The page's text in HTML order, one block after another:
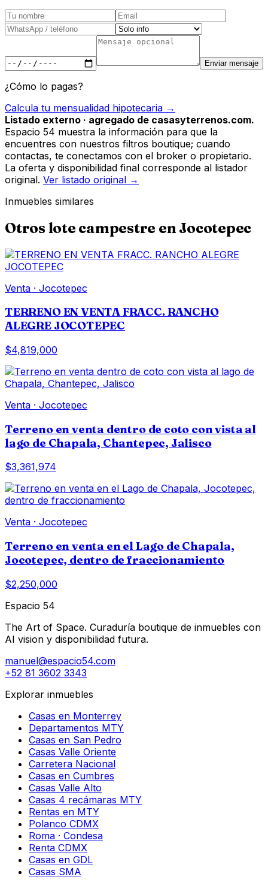
Enviar mensaje
¿Cómo lo pagas?
Calcula tu mensualidad hipotecaria →
Listado externo · agregado de casasyterrenos.com.
Espacio 54 muestra la información para que la
encuentres con nuestros filtros boutique; cuando
contactas, te conectamos con el broker o propietario.
La oferta y disponibilidad final corresponde al listador
original. Ver listado original →
Inmuebles similares
Otros lote campestre en Jocotepec
Venta · Jocotepec
TERRENO EN VENTA FRACC. RANCHO
ALEGRE JOCOTEPEC
$4,819,000
Venta · Jocotepec
Terreno en venta dentro de coto con vista al
lago de Chapala, Chantepec, Jalisco
$3,361,974
Venta · Jocotepec
Terreno en venta en el Lago de Chapala,
Jocotepec, dentro de fraccionamiento
$2,250,000
Espacio 54
The Art of Space. Curaduría boutique de inmuebles con
AI vision y disponibilidad futura.
manuel@espacio54.com
+52 81 3602 3343
Explorar inmuebles
Casas en Monterrey
Departamentos MTY
Casas en San Pedro
Casas Valle Oriente
Carretera Nacional
Casas en Cumbres
Casas Valle Alto
Casas 4 recámaras MTY
Rentas en MTY
Polanco CDMX
Roma · Condesa
Renta CDMX
Casas en GDL
Casas SMA